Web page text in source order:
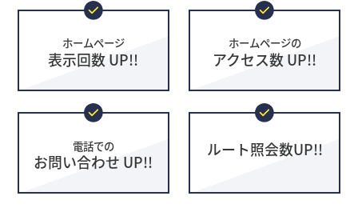
ホームページ
表示回数 UP!!
ホームページの
アクセス数 UP!!
電話での
お問い合わせ UP!!
ルート照会数UP!!